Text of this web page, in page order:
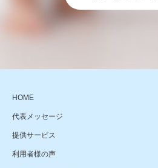
HOME
代表メッセージ
提供サービス
利用者様の声